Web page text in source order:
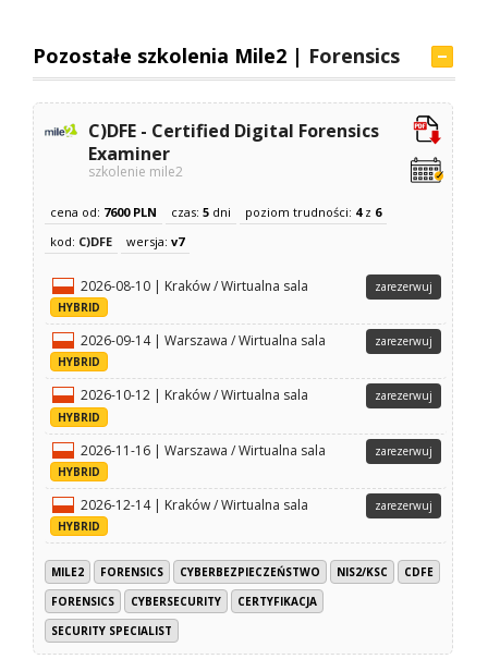
Pozostałe szkolenia Mile2 | Forensics
C)DFE - Certified Digital Forensics
Examiner
szkolenie mile2
cena od: 7600 PLN czas:5 dni poziom trudności: 4z 6
kod: C)DFE wersja:v7
2026-08-10 | Kraków / Wirtualna sala
HYBRID
zarezerwuj
2026-09-14 | Warszawa / Wirtualna sala
HYBRID
zarezerwuj
2026-10-12 | Kraków / Wirtualna sala
HYBRID
zarezerwuj
2026-11-16 | Warszawa / Wirtualna sala
HYBRID
zarezerwuj
2026-12-14 | Kraków / Wirtualna sala
HYBRID
zarezerwuj
MILE2 FORENSICS CYBERBEZPIECZEŃSTWO NIS2/KSC
CDFE
FORENSICS
CYBERSECURITY
CERTYFIKACJA
SECURITY SPECIALIST